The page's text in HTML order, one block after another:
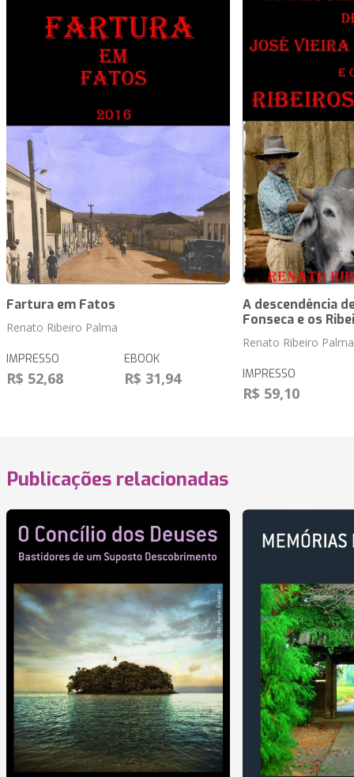
Fartura em Fatos
Renato Ribeiro Palma
IMPRESSO
R$ 52,68
EBOOK
R$ 31,94
A descendência
Fonseca e os
Renato Ribeiro Palma
IMPRESSO
R$ 59,10
Publicações relacionadas